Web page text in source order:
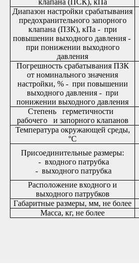
клапана (ПСК), кПа
Диапазон настройки срабатывания
предохранительного запорного
клапана (ПЗК), кПа - при
повышении выходного давления -
при понижении выходного
давления
Погрешность срабатывания ПЗК
от номинального значения
настройки, % - при повышении
выходного давления - при
понижении выходного давления
Степень герметичности
рабочего и запорного клапанов
Температура окружающей среды,
°С
Присоединительные размеры:
- входного патрубка
- выходного патрубка
Расположение входного и
выходного патрубков
Габаритные размеры, мм, не более
Масса, кг, не более